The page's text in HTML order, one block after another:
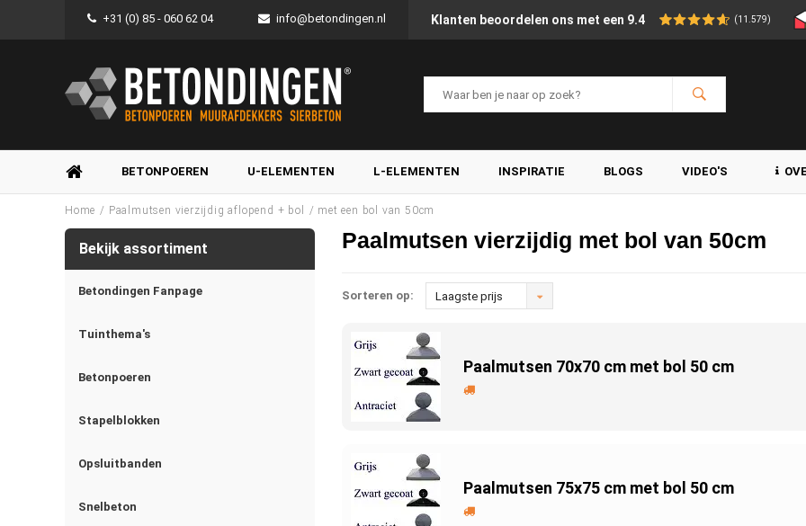
+31 (0) 85 - 060 62 04 info@betondingen.nl Klanten beoordelen ons met een 9.4 (11.579)
BETONPOEREN U-ELEMENTEN L-ELEMENTEN INSPIRATIE BLOGS VIDEO'S
Home / Paalmutsen vierzijdig aflopend + bol / met een bol van 50cm
Bekijk assortiment
Betondingen Fanpage
Tuinthema's
Betonpoeren
Stapelblokken
Opsluitbanden
Snelbeton
Paalmutsen vierzijdig met bol van 50cm
Sorteren op: Laagste prijs
Paalmutsen 70x70 cm met bol 50 cm
Paalmutsen 75x75 cm met bol 50 cm